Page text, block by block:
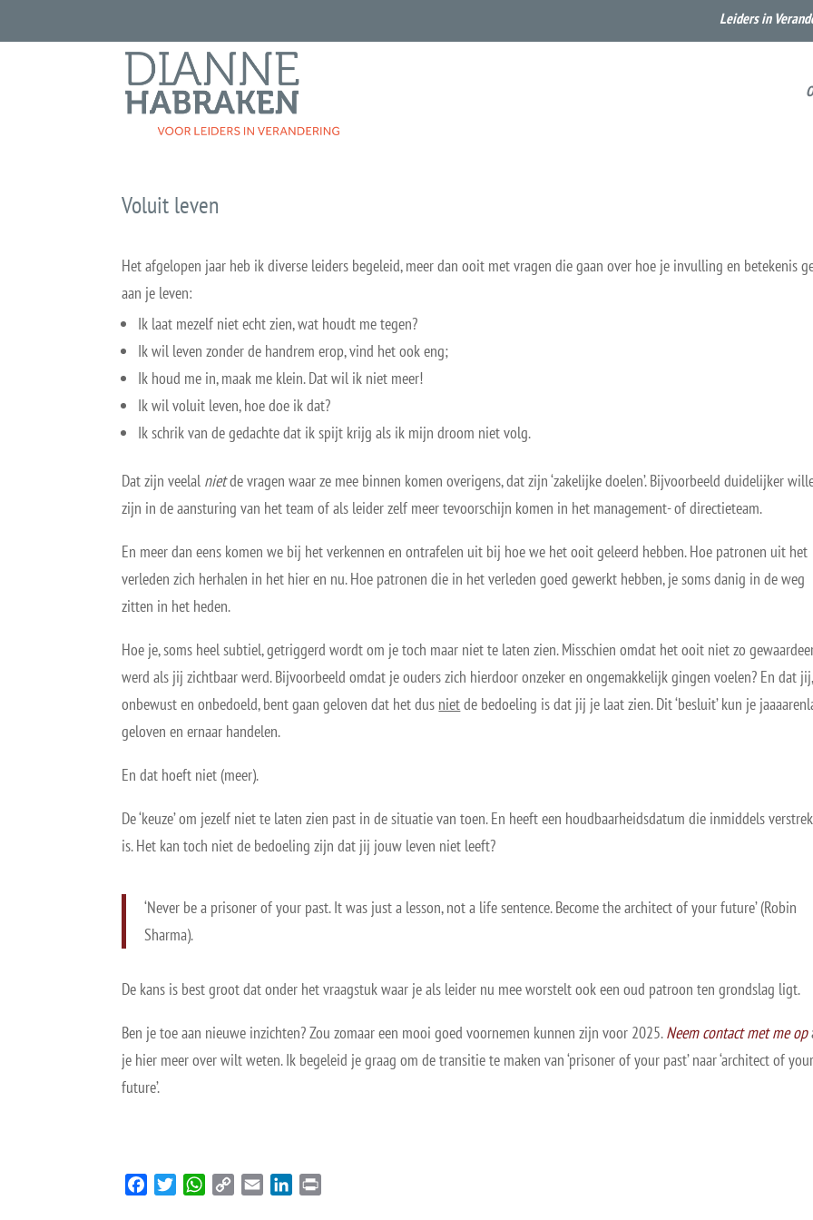
Leiders in
Voluit leven
Het afgelopen jaar heb ik diverse leiders begeleid, meer dan ooit met vragen die gaan over hoe je invulling en betekenis
aan je leven:
Ik laat mezelf niet echt zien, wat houdt me tegen?
Ik wil leven zonder de handrem erop, vind het ook eng;
Ik houd me in, maak me klein. Dat wil ik niet meer!
Ik wil voluit leven, hoe doe ik dat?
Ik schrik van de gedachte dat ik spijt krijg als ik mijn droom niet volg.
Dat zijn veelal nietde vragen waar ze mee binnen komen overigens, dat zijn ‘zakelijke doelen’. Bijvoorbeeld duidelijker
zijn in de aansturing van het team of als leider zelf meer tevoorschijn komen in het management- of directieteam.
En meer dan eens komen we bij het verkennen en ontrafelen uit bij hoe we het ooit geleerd hebben. Hoe patronen uit het
verleden zich herhalen in het hier en nu. Hoe patronen die in het verleden goed gewerkt hebben, je soms danig in de weg
zitten in het heden.
Hoe je, soms heel subtiel, getriggerd wordt om je toch maar niet te laten zien. Misschien omdat het ooit niet zo
werd als jij zichtbaar werd. Bijvoorbeeld omdat je ouders zich hierdoor onzeker en ongemakkelijk gingen voelen? En dat jij,
onbewust en onbedoeld, bent gaan geloven dat het dus nietde bedoeling is dat jij je laat zien. Dit ‘besluit’ kun je
geloven en ernaar handelen.
En dat hoeft niet (meer).
De ‘keuze’ om jezelf niet te laten zien past in de situatie van toen. En heeft een houdbaarheidsdatum die inmiddels
is. Het kan toch niet de bedoeling zijn dat jij jouw leven niet leeft?
‘Never be a prisoner of your past. It was just a lesson, not a life sentence. Become the architect of your future’ (Robin
Sharma).
De kans is best groot dat onder het vraagstuk waar je als leider nu mee worstelt ook een oud patroon ten grondslag ligt.
Ben je toe aan nieuwe inzichten? Zou zomaar een mooi goed voornemen kunnen zijn voor 2025.Neem contact met me op
je hier meer over wilt weten. Ik begeleid je graag om de transitie te maken van ‘prisoner of your past’ naar ‘architect of your
future’.
FacebookTwitter WhatsApp
Copy
Email LinkedIn